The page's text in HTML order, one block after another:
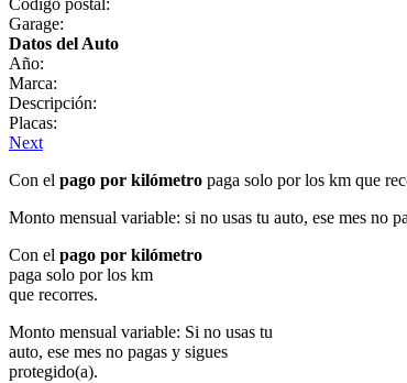
Garage:
Datos del Auto
Año:
Marca:
Descripción:
Placas:
Next
Con el pago por kilómetro paga solo por los km que
Monto mensual variable: si no usas tu auto, ese mes no
Con el pago por kilómetro
paga solo por los km
que recorres.
Monto mensual variable: Si no usas tu
auto, ese mes no pagas y sigues
protegido(a).